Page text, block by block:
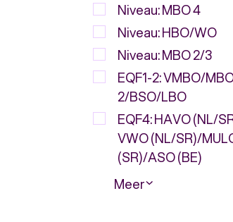
Niveau: MBO 4
Niveau: HBO/WO
Niveau: MBO 2/3
EQF1-2: VMBO/
2/BSO/LBO
EQF4: HAVO (NL/
VWO (NL/SR)/
(SR)/ASO (BE)
Meer